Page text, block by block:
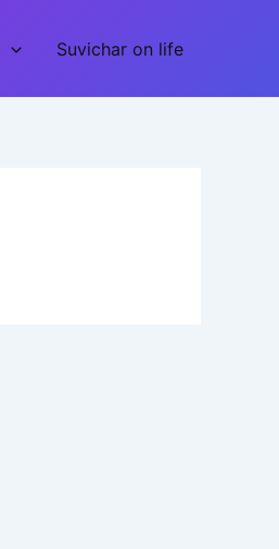
Suvichar on life